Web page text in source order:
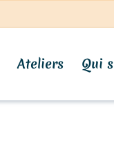
Ateliers Qui